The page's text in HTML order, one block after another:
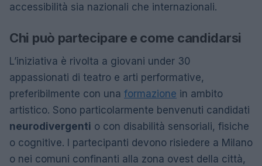
accessibilità sia nazionali che internazionali.
Chi può partecipare e come candidarsi
L’iniziativa è rivolta a giovani under 30
appassionati di teatro e arti performative,
preferibilmente con una formazione in ambito
artistico. Sono particolarmente benvenuti candidati
neurodivergenti o con disabilità sensoriali, fisiche
o cognitive. I partecipanti devono risiedere a Milano
o nei comuni confinanti alla zona ovest della città,